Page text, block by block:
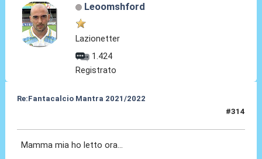
Leoomshford
Lazionetter
1.424
Registrato
Re:Fantacalcio Mantra 2021/2022
#314
Mamma mia ho letto ora...